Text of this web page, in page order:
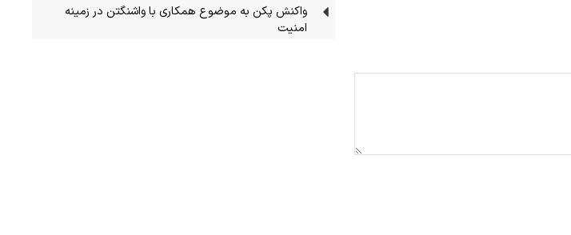
واکنش پکن به موضوع همکاری با واشنگتن در زمینه
امنیت